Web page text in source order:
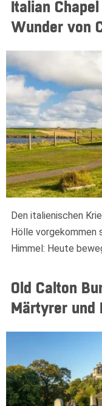
Italian
Wunder von
Den italienischen
Hölle vorgekommen
Himmel: Heute
Old Calton
Märtyrer und